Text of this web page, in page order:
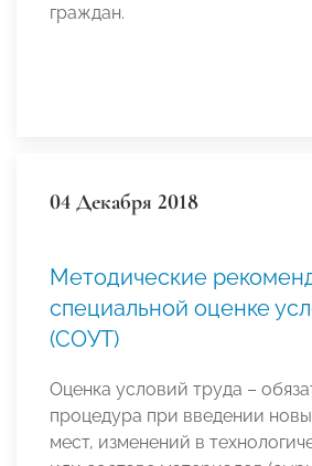
граждан.
04 Декабря 2018
Методические
специальной оценке
(СОУТ)
Оценка условий труда –
процедура при введении
мест, изменений в